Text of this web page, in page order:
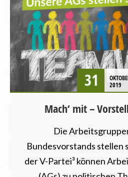
MOBILITÄT UND VERKEHR
TIERSCHUTZ / TIERRECHTE
VEGANISMUS
31
2019
Mach‘ mit –
Die
Bundesvorstands stellen
der V-Partei³ können